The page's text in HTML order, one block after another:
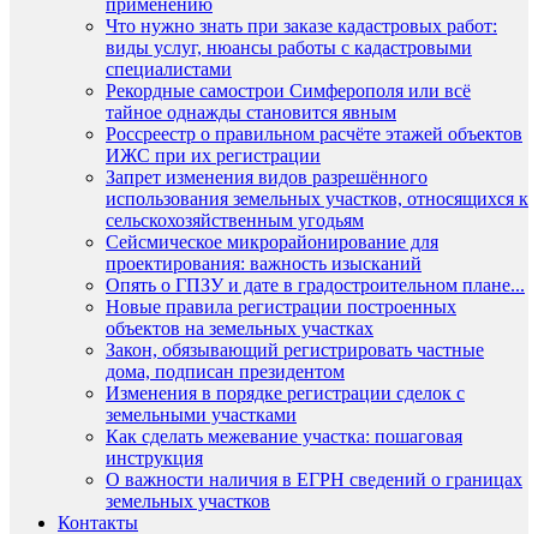
применению
Что нужно знать при заказе кадастровых работ:
виды услуг, нюансы работы с кадастровыми
специалистами
Рекордные самострои Симферополя или всё
тайное однажды становится явным
Россреестр о правильном расчёте этажей объектов
ИЖС при их регистрации
Запрет изменения видов разрешённого
использования земельных участков, относящихся к
сельскохозяйственным угодьям
Сейсмическое микрорайонирование для
проектирования: важность изысканий
Опять о ГПЗУ и дате в градостроительном плане...
Новые правила регистрации построенных
объектов на земельных участках
Закон, обязывающий регистрировать частные
дома, подписан президентом
Изменения в порядке регистрации сделок с
земельными участками
Как сделать межевание участка: пошаговая
инструкция
О важности наличия в ЕГРН сведений о границах
земельных участков
Контакты